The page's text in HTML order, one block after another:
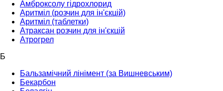
Амброксолу гідрохлорид
Аритміл (розчин для ін'єкцій)
Аритміл (таблетки)
Атраксан розчин для ін'єкцій
Атрогрел
Б
Бальзамічний лінімент (за Вишневським)
Бекарбон